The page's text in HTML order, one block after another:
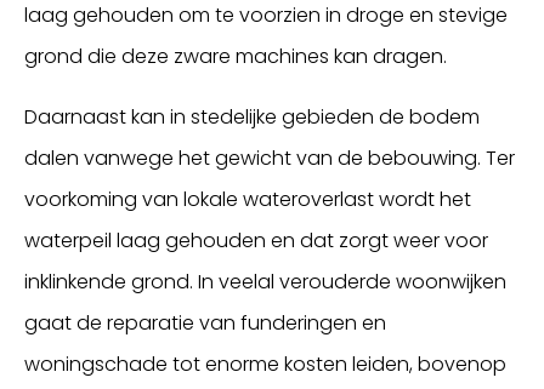
laag gehouden om te voorzien in droge en stevige
grond die deze zware machines kan dragen.
Daarnaast kan in stedelijke gebieden de bodem
dalen vanwege het gewicht van de bebouwing. Ter
voorkoming van lokale wateroverlast wordt het
waterpeil laag gehouden en dat zorgt weer voor
inklinkende grond. In veelal verouderde woonwijken
gaat de reparatie van funderingen en
woningschade tot enorme kosten leiden, bovenop